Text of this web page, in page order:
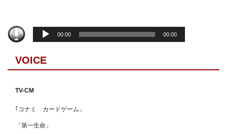
声
レ
ー
00:00 00:00
VOICE
TV-CM
｢コナミ カードゲーム」
「第一生命」